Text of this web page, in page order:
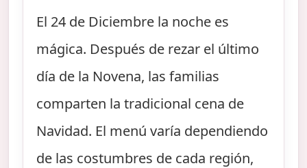
El 24 de Diciembre la noche es
mágica. Después de rezar el último
día de la Novena, las familias
comparten la tradicional cena de
Navidad. El menú varía dependiendo
de las costumbres de cada región,